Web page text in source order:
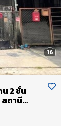
16
น 2 ชั้น
สถานี
มหมู่บ้าน